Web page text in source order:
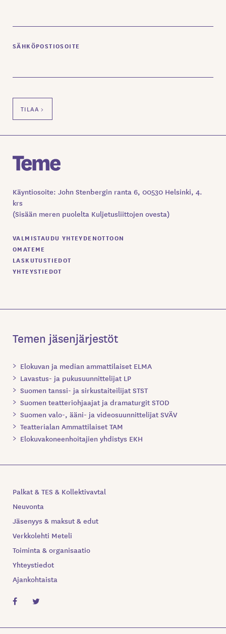
SÄHKÖPOSTIOSOITE
Käyntiosoite: John Stenbergin ranta 6, 00530 Helsinki, 4.
krs
(Sisään meren puolelta Kuljetusliittojen ovesta)
VALMISTAUDU YHTEYDENOTTOON
OMATEME
LASKUTUSTIEDOT
YHTEYSTIEDOT
Temen jäsenjärjestöt
Elokuvan ja median ammattilaiset ELMA
Lavastus- ja pukusuunnittelijat LP
Suomen tanssi- ja sirkustaiteilijat STST
Suomen teatteriohjaajat ja dramaturgit STOD
Suomen valo-, ääni- ja videosuunnittelijat SVÄV
Teatterialan Ammattilaiset TAM
Elokuvakoneenhoitajien yhdistys EKH
Palkat & TES & Kollektivavtal
Neuvonta
Jäsenyys & maksut & edut
Verkkolehti Meteli
Toiminta & organisaatio
Yhteystiedot
Ajankohtaista